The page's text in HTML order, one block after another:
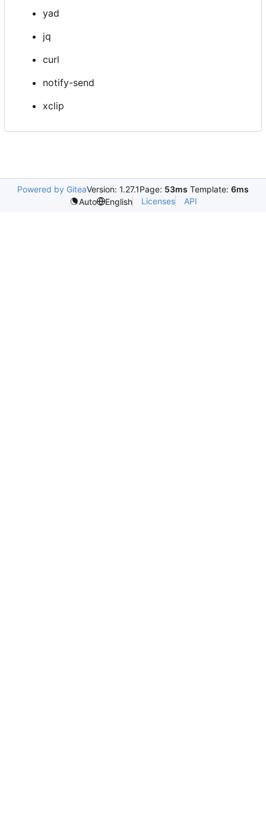
yad
jq
curl
notify-send
xclip
Powered by GiteaVersion: 1.27.1Page: 53ms Template: 6ms
Auto
English Licenses API